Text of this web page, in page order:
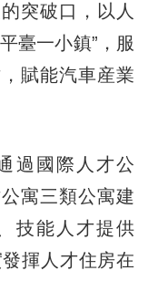
突破口，以人
臺一小鎮”，服
賦能汽車産業
國際人才公
寓三類公寓建
技能人才提供
揮人才住房在